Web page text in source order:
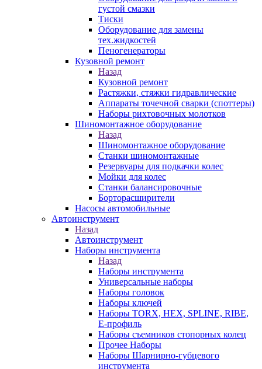
густой смазки
Тиски
Оборудование для замены
тех.жидкостей
Пеногенераторы
Кузовной ремонт
Назад
Кузовной ремонт
Растяжки, стяжки гидравлические
Аппараты точечной сварки (споттеры)
Наборы рихтовочных молотков
Шиномонтажное оборудование
Назад
Шиномонтажное оборудование
Станки шиномонтажные
Резервуары для подкачки колес
Мойки для колес
Станки балансировочные
Борторасширители
Насосы автомобильные
Автоинструмент
Назад
Автоинструмент
Наборы инструмента
Назад
Наборы инструмента
Универсальные наборы
Наборы головок
Наборы ключей
Наборы TORX, HEX, SPLINE, RIBE,
E-профиль
Наборы съемников стопорных колец
Прочее Наборы
Наборы Шарнирно-губцевого
инструмента